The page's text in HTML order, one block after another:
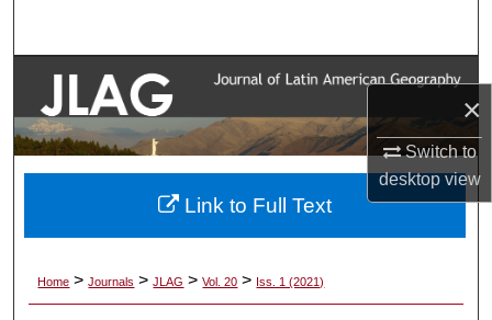
×
Switch to
desktopview
Browse Collections
My Account
Digital Commons Network™
Home > Journals > JLAG > Vol. 20 > Iss. 1 (2021)
Link to Full Text